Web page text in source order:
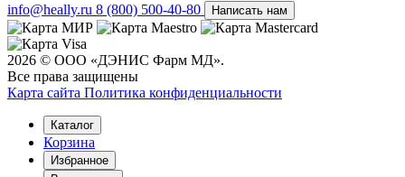
info@heally.ru 8 (800) 500-40-80 Написать нам
2026 © ООО «ДЭНИС Фарм МД».
Все права защищены
Карта сайта Политика конфиден­циальности
Каталог
Корзина
Избранное